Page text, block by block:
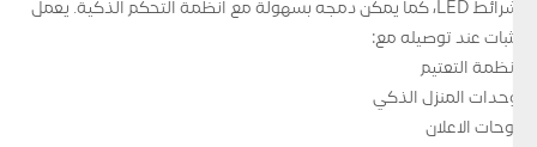
شرائط LED، كما يمكن دمجه بسهولة مع انظمة التحكم الذكية. يعمل
بثبات عند توصيله مع:
انظمة التعتيم
وحدات المنزل الذكي
لوحات الاعلان